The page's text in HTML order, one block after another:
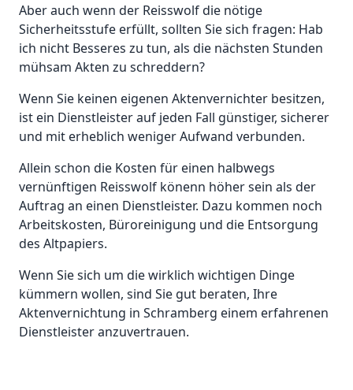
Aber auch wenn der Reisswolf die nötige
Sicherheitsstufe erfüllt, sollten Sie sich fragen: Hab
ich nicht Besseres zu tun, als die nächsten Stunden
mühsam Akten zu schreddern?
Wenn Sie keinen eigenen Aktenvernichter besitzen,
ist ein Dienstleister auf jeden Fall günstiger, sicherer
und mit erheblich weniger Aufwand verbunden.
Allein schon die Kosten für einen halbwegs
vernünftigen Reisswolf könenn höher sein als der
Auftrag an einen Dienstleister. Dazu kommen noch
Arbeitskosten, Büroreinigung und die Entsorgung
des Altpapiers.
Wenn Sie sich um die wirklich wichtigen Dinge
kümmern wollen, sind Sie gut beraten, Ihre
Aktenvernichtung in Schramberg einem erfahrenen
Dienstleister anzuvertrauen.